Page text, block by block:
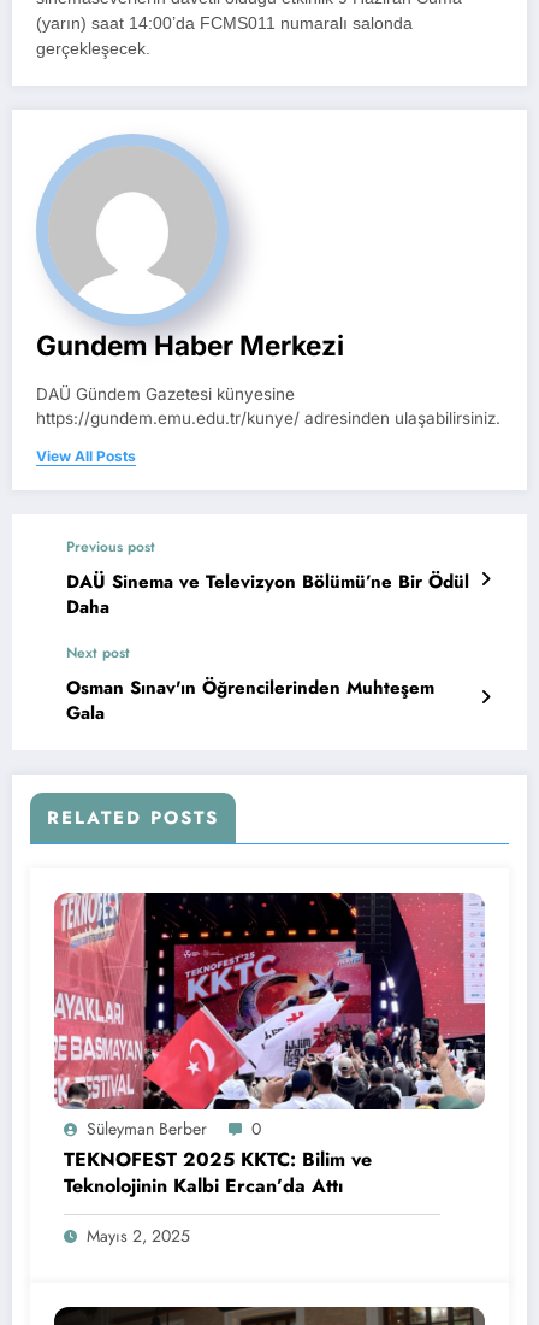
(yarın) saat 14:00’da FCMS011 numaralı salonda
gerçekleşecek.
Gundem Haber Merkezi
DAÜ Gündem Gazetesi künyesine
https://gundem.emu.edu.tr/kunye/ adresinden ulaşabilirsiniz.
View All Posts
Previous post
DAÜ Sinema ve Televizyon Bölümü’ne Bir Ödül
Daha
Next post
Osman Sınav'ın Öğrencilerinden Muhteşem
Gala
RELATED POSTS
Süleyman Berber 0
TEKNOFEST 2025 KKTC: Bilim ve
Teknolojinin Kalbi Ercan’da Attı
Mayıs 2, 2025